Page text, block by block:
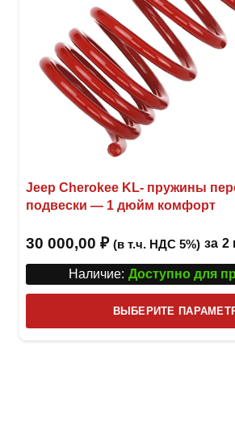
Jeep Cherokee KL- пружины
подвески — 1 дюйм комфорт
30 000,00 ₽ (в т.ч. НДС 5%) за 2
Наличие: Доступно для
ВЫБЕРИТЕ